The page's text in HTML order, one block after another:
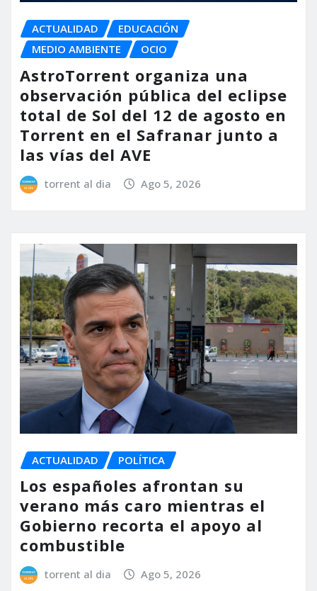
ACTUALIDAD
EDUCACIÓN
MEDIO AMBIENTE
OCIO
AstroTorrent organiza una
observación pública del eclipse
total de Sol del 12 de agosto en
Torrent en el Safranar junto a
las vías del AVE
torrent al dia Ago 5, 2026
ACTUALIDAD POLÍTICA
Los españoles afrontan su
verano más caro mientras el
Gobierno recorta el apoyo al
combustible
torrent al dia Ago 5, 2026